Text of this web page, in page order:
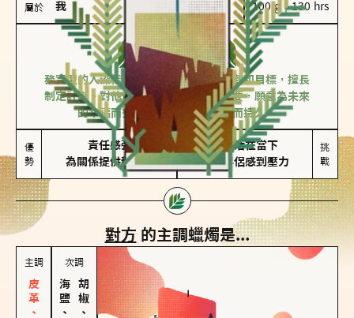
屬於 我 100 g｜130 hrs
務實型
雪松、聖木
務實型的人深信愛情立基於共同的價值觀和目標，擅長
制定計劃。對他們來說，感情穩定最重要，願意為未來
的幸福而努力，讓愛情變得踏實而持久。
優
勢
責任感強
為關係提供穩定度
較難活在當下
易讓伴侶感到壓力
挑
戰
對方 的主調蠟燭是...
主調 次調